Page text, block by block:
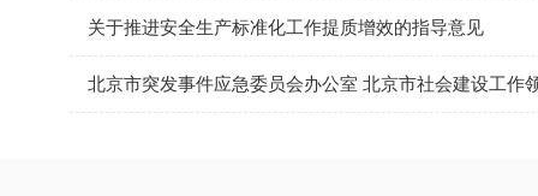
关于推进安全生产标准化工作提质增效的指导意见